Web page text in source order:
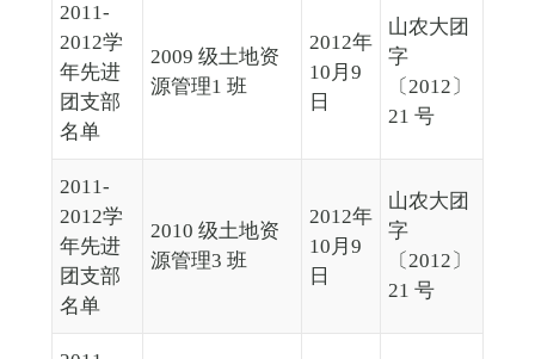
2011-
2012学
年先进
团支部
名单
2009 级土地资
源管理1 班
2012年
10月9
日
山农大团
字
〔2012〕
21 号
2011-
2012学
年先进
团支部
名单
2010 级土地资
源管理3 班
2012年
10月9
日
山农大团
字
〔2012〕
21 号